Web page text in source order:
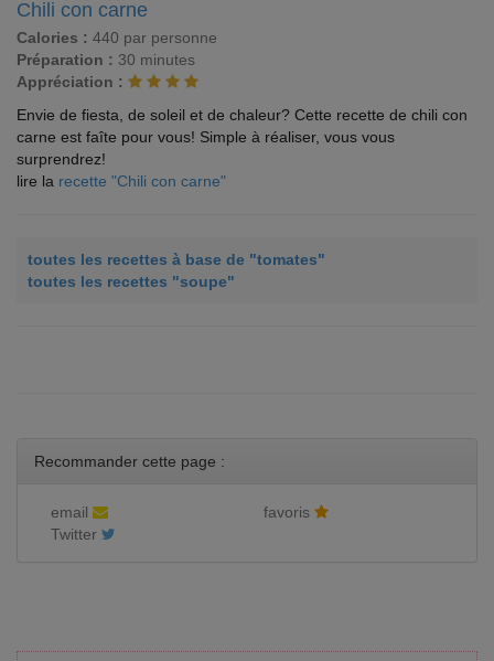
Chili con carne
Calories : 440 par personne
Préparation : 30 minutes
Appréciation :
Envie de fiesta, de soleil et de chaleur? Cette recette de chili con
carne est faîte pour vous! Simple à réaliser, vous vous
surprendrez!
lire la recette "Chili con carne"
toutes les recettes à base de "tomates"
toutes les recettes "soupe"
Recommander cette page :
email
favoris
Twitter